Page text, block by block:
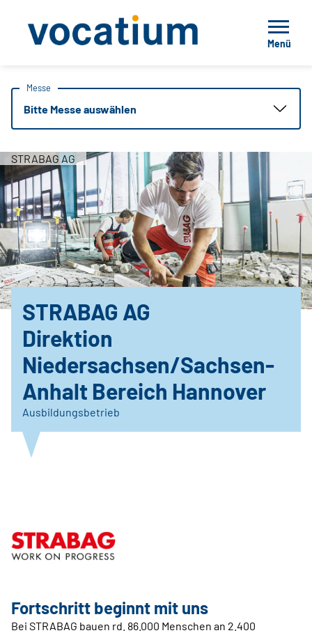
Menü
Messe
Bitte Messe auswählen
STRABAG AG
STRABAG AG
Direktion
Niedersachsen/Sachsen-
Anhalt Bereich Hannover
Ausbildungsbetrieb
Fortschritt beginnt mit uns
Bei STRABAG bauen rd. 86.000 Menschen an 2.400